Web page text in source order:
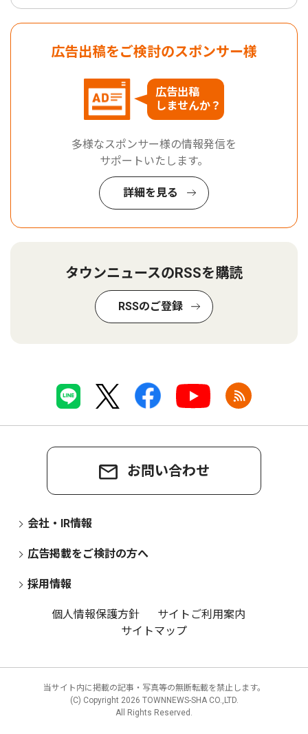
広告出稿をご検討のスポンサー様
広告出稿
しませんか？
多様なスポンサー様の情報発信を
サポートいたします。
詳細を見る
タウンニュースのRSSを購読
RSSのご登録
お問い合わせ
会社・IR情報
広告掲載をご検討の方へ
採用情報
個人情報保護方針
サイトご利用案内
サイトマップ
当サイト内に掲載の記事・写真等の無断転載を禁止します。
(C) Copyright 2026 TOWNNEWS-SHA CO.,LTD.
All Rights Reserved.